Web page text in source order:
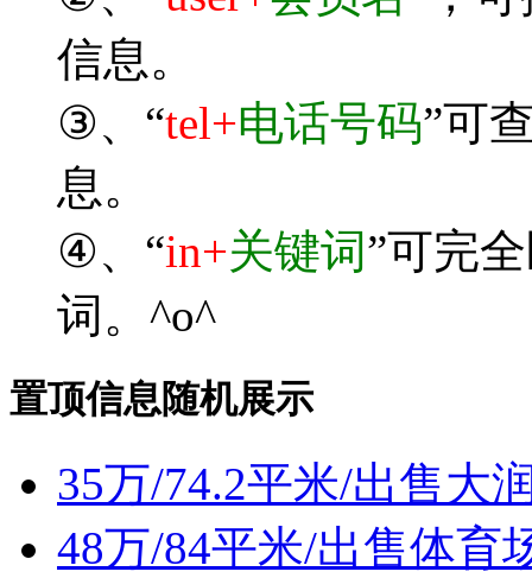
信息。
③、“tel+电话号码”可
息。
④、“in+关键词”可完
词。^o^
置顶信息随机展示
35万/74.2平米/出售大
48万/84平米/出售体育